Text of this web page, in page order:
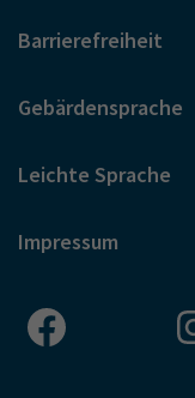
Barrierefreiheit
Gebärdensprache
Leichte Sprache
Impressum